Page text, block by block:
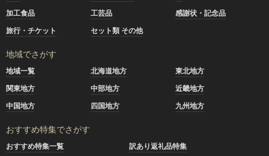
加工食品
工芸品
感謝状・記念品
旅行・チケット
セット類 その他
地域でさがす
地域一覧 北海道地方
東北地方
関東地方
中部地方
近畿地方
中国地方
四国地方 九州地方
おすすめ特集でさがす
おすすめ特集一覧
訳あり返礼品特集